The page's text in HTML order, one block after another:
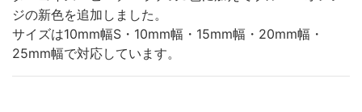
ジの新色を追加しました。
サイズは10mm幅S・10mm幅・15mm幅・20mm幅・
25mm幅で対応しています。